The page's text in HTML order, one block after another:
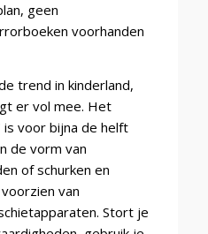
geen
voorhanden
trend in kinderland,
er vol mee. Het
voor bijna de helft
de vorm van
of schurken en
van
Stort je